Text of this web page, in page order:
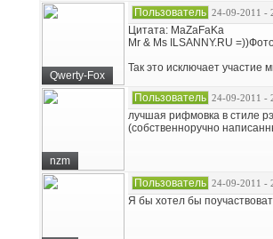
Qwerty-Fox
Пользователь 24-09-2011 -
Цитата: MaZaFaKa
Mr & Ms ILSANNY.RU
Так это исключает участие
nzm
Пользователь 24-09-2011 -
лучшая рифмовка в стиле
(собственноручно
Пользователь 24-09-2011 -
Я бы хотел бы